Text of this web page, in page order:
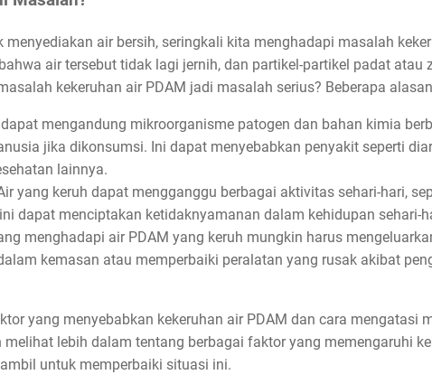
air bersih, seringkali kita menghadapi masalah
air tersebut tidak lagi jernih, dan partikel-partikel padat atau
kekeruhan air PDAM jadi masalah serius? Beberapa
mengandung mikroorganisme patogen dan bahan kimia
jika dikonsumsi. Ini dapat menyebabkan penyakit seperti
lainnya.
yang keruh dapat mengganggu berbagai aktivitas sehari-hari,
dapat menciptakan ketidaknyamanan dalam kehidupan sehari-
menghadapi air PDAM yang keruh mungkin harus
kemasan atau memperbaiki peralatan yang rusak akibat
yang menyebabkan kekeruhan air PDAM dan cara mengatasi
lebih dalam tentang berbagai faktor yang memengaruhi
untuk memperbaiki situasi ini.